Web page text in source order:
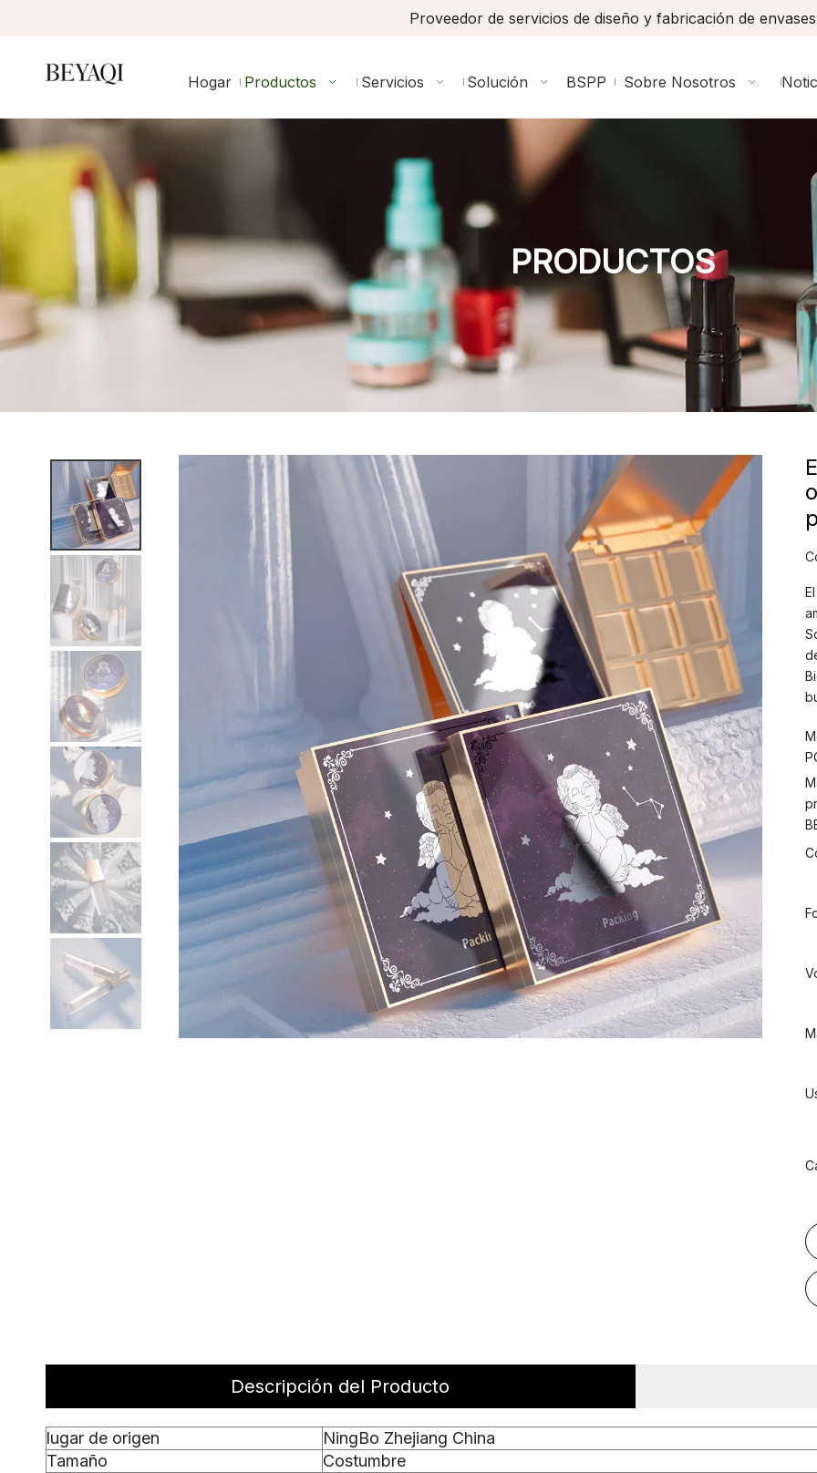
Proveedor de servicios de diseño y fabricación de envases
Hogar Productos Servicios Solución BSPP Sobre Nosotros
PRODUCTOS
Descripción del Producto
lugar de origen
NingBo Zhejiang China
Tamaño
Costumbre